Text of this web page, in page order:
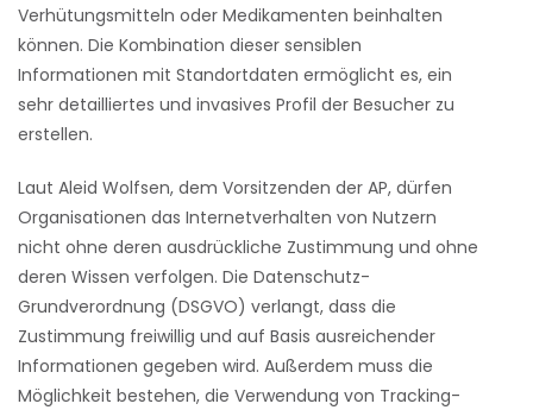
Verhütungsmitteln oder Medikamenten beinhalten
können. Die Kombination dieser sensiblen
Informationen mit Standortdaten ermöglicht es, ein
sehr detailliertes und invasives Profil der Besucher zu
erstellen.
Laut Aleid Wolfsen, dem Vorsitzenden der AP, dürfen
Organisationen das Internetverhalten von Nutzern
nicht ohne deren ausdrückliche Zustimmung und ohne
deren Wissen verfolgen. Die Datenschutz-
Grundverordnung (DSGVO) verlangt, dass die
Zustimmung freiwillig und auf Basis ausreichender
Informationen gegeben wird. Außerdem muss die
Möglichkeit bestehen, die Verwendung von Tracking-